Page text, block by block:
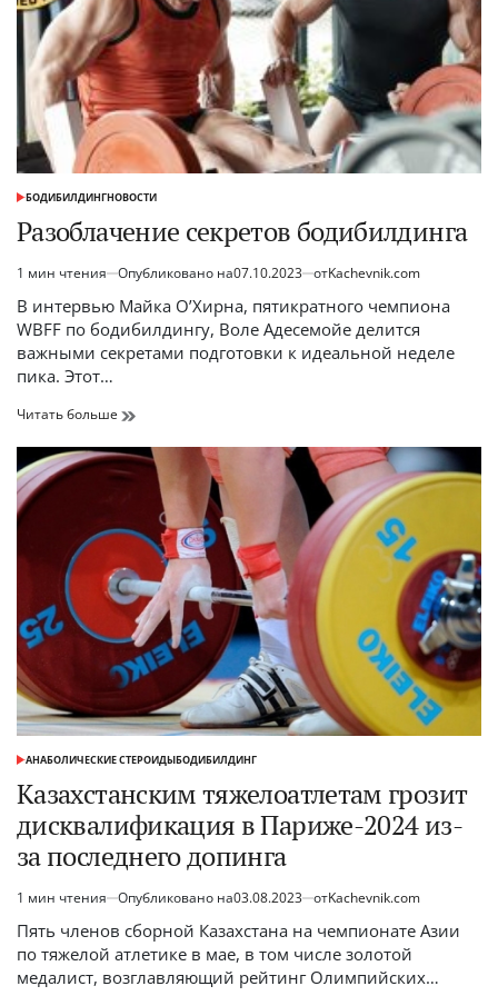
ОПУБЛИКОВАНО
БОДИБИЛДИНГНОВОСТИ
Разоблачение секретов бодибилдинга
Расчётное
время
чтения
1 мин чтения Опубликовано на07.10.2023 отKachevnik.com
В интервью Майка О’Хирна, пятикратного чемпиона
WBFF по бодибилдингу, Воле Адесемойе делится
важными секретами подготовки к идеальной неделе
пика. Этот…
Читать больше Разоблачение
бодибилдинга
ОПУБЛИКОВАНО
АНАБОЛИЧЕСКИЕ СТЕРОИДЫБОДИБИЛДИНГ
Казахстанским тяжелоатлетам грозит
дисквалификация в Париже-2024 из-
за последнего допинга
Расчётное
время
1 мин чтения Опубликовано на03.08.2023 отKachevnik.com
Пять членов сборной Казахстана на чемпионате Азии
по тяжелой атлетике в мае, в том числе золотой
медалист, возглавляющий рейтинг Олимпийских…